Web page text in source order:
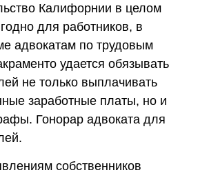
Калифорнии в целом
для работников, в
адвокатам по трудовым
удается обязывать
не только выплачивать
заработные платы, но и
Гонорар адвоката для
собственников